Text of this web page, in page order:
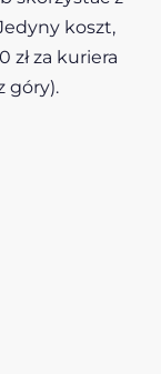
koszt,
zł za kuriera
góry).